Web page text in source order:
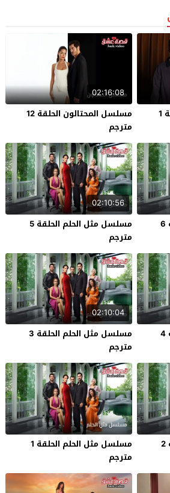
مسلسل تحت الارض الحلقة 1
02:16:08
مسلسل المحتالون الحلقة 12
مترجم
مسلسل مثل الحلم الحلقة 6
02:10:56
مسلسل مثل الحلم الحلقة 5
مترجم
مسلسل مثل الحلم الحلقة 4
02:10:04
مسلسل مثل الحلم الحلقة 3
مترجم
مسلسل مثل الحلم الحلقة 2
مسلسل مثل الحلم الحلقة 1
مترجم